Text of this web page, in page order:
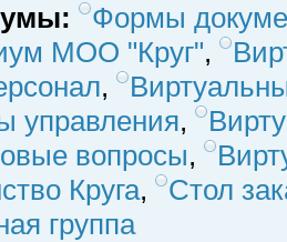
Формы
МОО "Круг",
,
управления,
вопросы,
Круга,
Стол
группа